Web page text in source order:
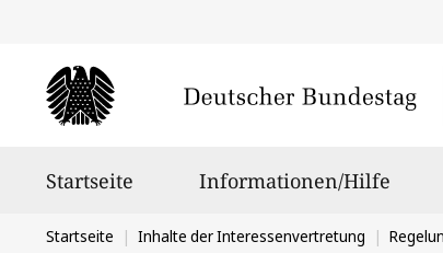
Startseite Informationen/Hilfe
Sie
Startseite Inhalte der Interessenvertretung